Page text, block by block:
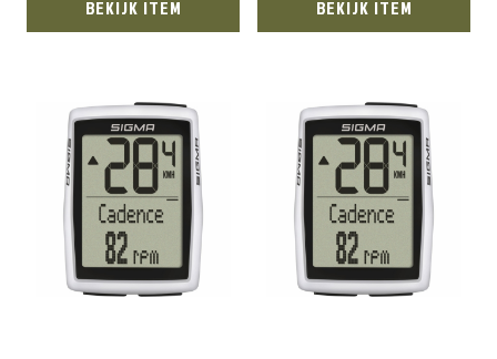
BEKIJK ITEM BEKIJK ITEM